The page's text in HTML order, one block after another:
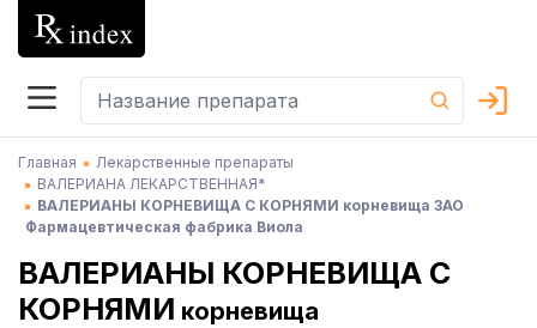
Главная
Лекарственные препараты
ВАЛЕРИАНА ЛЕКАРСТВЕННАЯ*
ВАЛЕРИАНЫ КОРНЕВИЩА С КОРНЯМИ корневища ЗАО
Фармацевтическая фабрика Виола
ВАЛЕРИАНЫ КОРНЕВИЩА С
КОРНЯМИ корневища